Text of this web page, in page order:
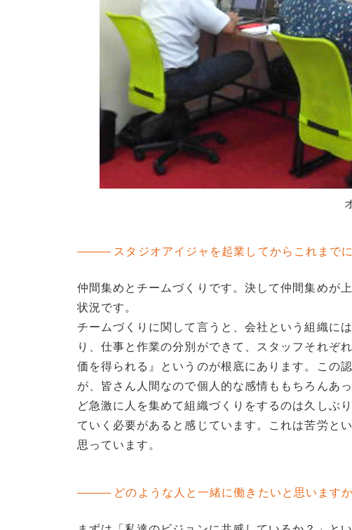
スタジオアイジャを起業してからこれまで
仲間集めとチームづくりです。決して仲間集めが
状況です。
チームづくりに関して言うと、会社という組織に
り、仕事と作業の分別ができて、スタッフそれぞ
価を得られる』というのが根底にあります。この
が、皆さん人間なので個人的な感情ももちろんあ
ど急激に人を集めて組織づくりをするのは久しぶ
ていく必要があると感じています。これは苦労と
思っています。
どのような人と一緒に働きたいと思います